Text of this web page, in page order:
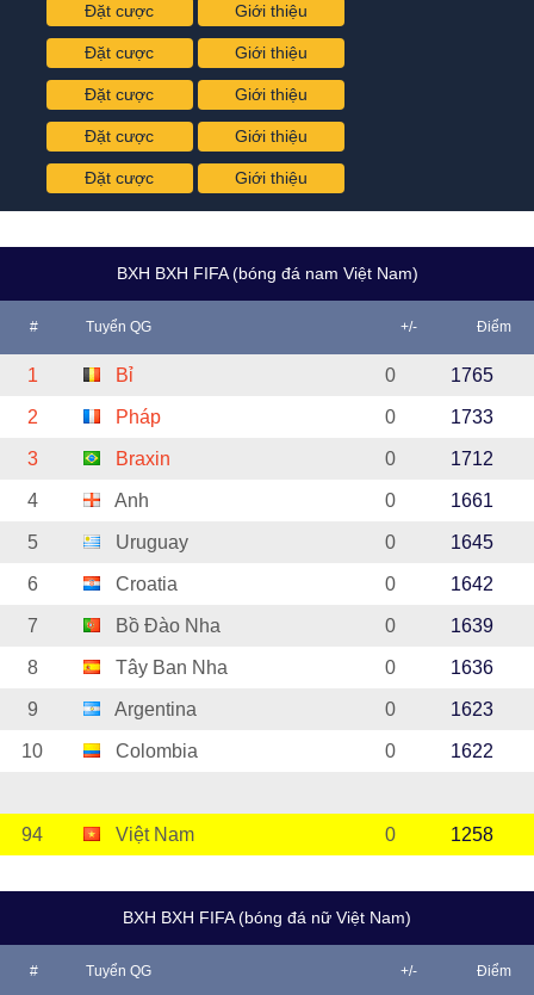
Đặt cược Giới thiệu
Đặt cược Giới thiệu
Đặt cược Giới thiệu
Đặt cược Giới thiệu
Đặt cược Giới thiệu
BXH BXH FIFA (bóng đá nam Việt Nam)
# Tuyển QG +/- Điểm
1 Bỉ 0 1765
2 Pháp 0 1733
3 Braxin 0 1712
4 Anh 0 1661
5 Uruguay 0 1645
6 Croatia 0 1642
7 Bồ Đào Nha 0 1639
8 Tây Ban Nha 0 1636
9 Argentina 0 1623
10 Colombia 0 1622
94 Việt Nam 0 1258
BXH BXH FIFA (bóng đá nữ Việt Nam)
# Tuyển QG +/- Điểm